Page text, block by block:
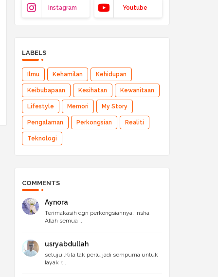
Instagram Youtube
LABELS
Ilmu Kehamilan Kehidupan
Keibubapaan Kesihatan Kewanitaan
Lifestyle Memori My Story
Pengalaman Perkongsian Realiti
Teknologi
COMMENTS
Aynora
Terimakasih dgn perkongsiannya, insha
Allah semua ...
usryabdullah
setuju..Kita tak perlu jadi sempurna untuk
layak r...